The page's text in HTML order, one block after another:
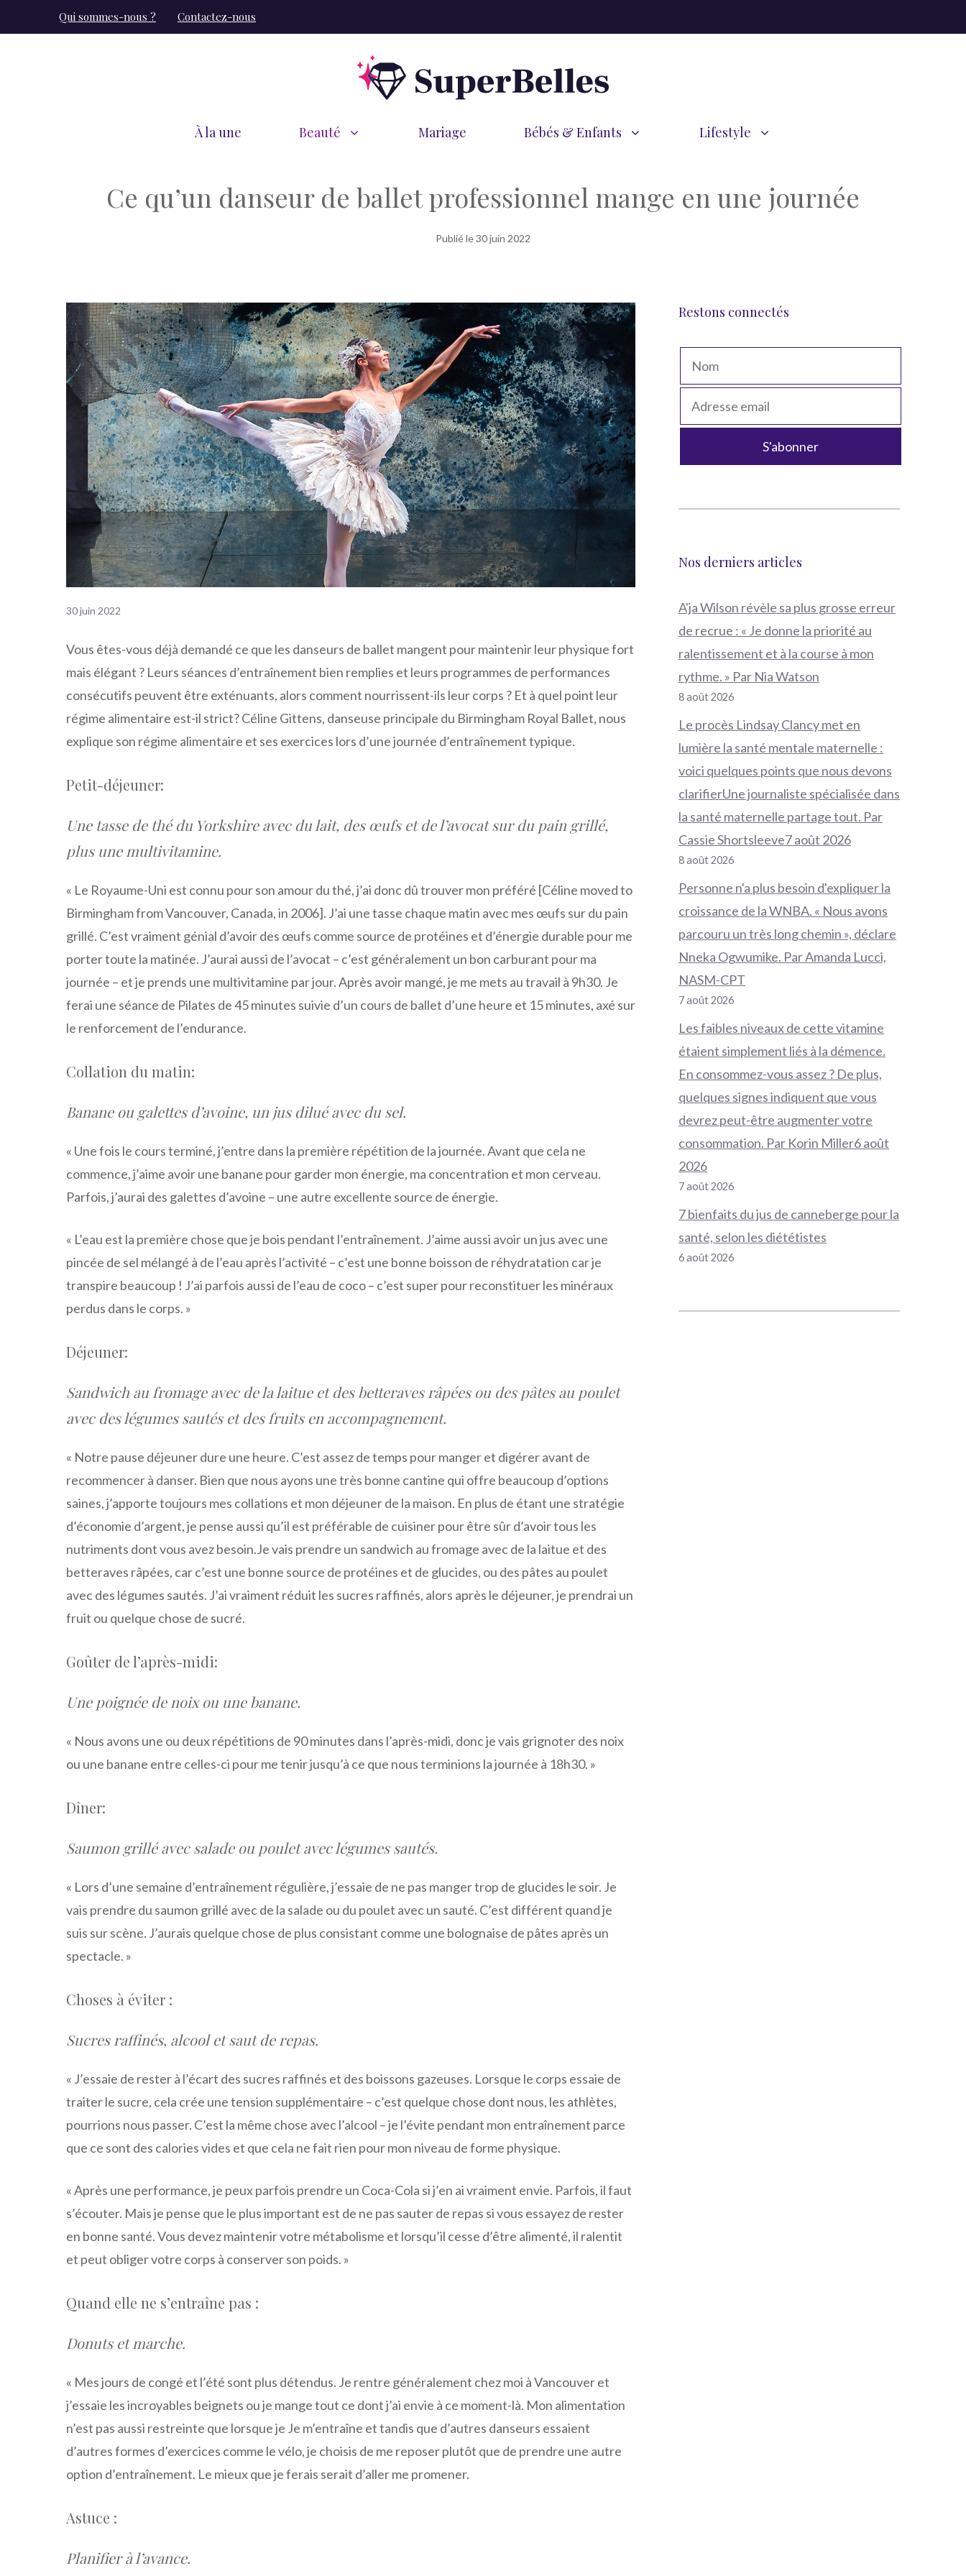
au
Qui sommes-nous ? Contactez-nous
À la une Beauté Mariage Bébés & Enfants Lifestyle
Ce qu’un danseur de ballet professionnel mange en une journée
Publié le30 juin 2022
30 juin 2022
Vous êtes-vous déjà demandé ce que les danseurs de ballet mangent pour maintenir leur physique fort
mais élégant ? Leurs séances d’entraînement bien remplies et leurs programmes de performances
consécutifs peuvent être exténuants, alors comment nourrissent-ils leur corps ? Et à quel point leur
régime alimentaire est-il strict? Céline Gittens, danseuse principale du Birmingham Royal Ballet, nous
explique son régime alimentaire et ses exercices lors d’une journée d’entraînement typique.
Petit-déjeuner:
Une tasse de thé du Yorkshire avec du lait, des œufs et de l’avocat sur du pain grillé,
plus une multivitamine.
« Le Royaume-Uni est connu pour son amour du thé, j’ai donc dû trouver mon préféré [Céline moved to
Birmingham from Vancouver, Canada, in 2006]. J’ai une tasse chaque matin avec mes œufs sur du pain
grillé. C’est vraiment génial d’avoir des œufs comme source de protéines et d’énergie durable pour me
porter toute la matinée. J’aurai aussi de l’avocat – c’est généralement un bon carburant pour ma
journée – et je prends une multivitamine par jour. Après avoir mangé, je me mets au travail à 9h30. Je
ferai une séance de Pilates de 45 minutes suivie d’un cours de ballet d’une heure et 15 minutes, axé sur
le renforcement de l’endurance.
Collation du matin:
Banane ou galettes d’avoine, un jus dilué avec du sel.
« Une fois le cours terminé, j’entre dans la première répétition de la journée. Avant que cela ne
commence, j’aime avoir une banane pour garder mon énergie, ma concentration et mon cerveau.
Parfois, j’aurai des galettes d’avoine – une autre excellente source de énergie.
« L’eau est la première chose que je bois pendant l’entraînement. J’aime aussi avoir un jus avec une
pincée de sel mélangé à de l’eau après l’activité – c’est une bonne boisson de réhydratation car je
transpire beaucoup ! J’ai parfois aussi de l’eau de coco – c’est super pour reconstituer les minéraux
perdus dans le corps. »
Déjeuner:
Sandwich au fromage avec de la laitue et des betteraves râpées ou des pâtes au poulet
avec des légumes sautés et des fruits en accompagnement.
« Notre pause déjeuner dure une heure. C’est assez de temps pour manger et digérer avant de
recommencer à danser. Bien que nous ayons une très bonne cantine qui offre beaucoup d’options
saines, j’apporte toujours mes collations et mon déjeuner de la maison. En plus de étant une stratégie
d’économie d’argent, je pense aussi qu’il est préférable de cuisiner pour être sûr d’avoir tous les
nutriments dont vous avez besoin.Je vais prendre un sandwich au fromage avec de la laitue et des
betteraves râpées, car c’est une bonne source de protéines et de glucides, ou des pâtes au poulet
avec des légumes sautés. J’ai vraiment réduit les sucres raffinés, alors après le déjeuner, je prendrai un
fruit ou quelque chose de sucré.
Goûter de l’après-midi:
Une poignée de noix ou une banane.
« Nous avons une ou deux répétitions de 90 minutes dans l’après-midi, donc je vais grignoter des noix
ou une banane entre celles-ci pour me tenir jusqu’à ce que nous terminions la journée à 18h30. »
Dîner:
Saumon grillé avec salade ou poulet avec légumes sautés.
« Lors d’une semaine d’entraînement régulière, j’essaie de ne pas manger trop de glucides le soir. Je
vais prendre du saumon grillé avec de la salade ou du poulet avec un sauté. C’est différent quand je
suis sur scène. J’aurais quelque chose de plus consistant comme une bolognaise de pâtes après un
spectacle. »
Choses à éviter :
Sucres raffinés, alcool et saut de repas.
« J’essaie de rester à l’écart des sucres raffinés et des boissons gazeuses. Lorsque le corps essaie de
traiter le sucre, cela crée une tension supplémentaire – c’est quelque chose dont nous, les athlètes,
pourrions nous passer. C’est la même chose avec l’alcool – je l’évite pendant mon entraînement parce
que ce sont des calories vides et que cela ne fait rien pour mon niveau de forme physique.
« Après une performance, je peux parfois prendre un Coca-Cola si j’en ai vraiment envie. Parfois, il faut
s’écouter. Mais je pense que le plus important est de ne pas sauter de repas si vous essayez de rester
en bonne santé. Vous devez maintenir votre métabolisme et lorsqu’il cesse d’être alimenté, il ralentit
et peut obliger votre corps à conserver son poids. »
Quand elle ne s’entraîne pas :
Donuts et marche.
« Mes jours de congé et l’été sont plus détendus. Je rentre généralement chez moi à Vancouver et
j’essaie les incroyables beignets ou je mange tout ce dont j’ai envie à ce moment-là. Mon alimentation
n’est pas aussi restreinte que lorsque je Je m’entraîne et tandis que d’autres danseurs essaient
d’autres formes d’exercices comme le vélo, je choisis de me reposer plutôt que de prendre une autre
option d’entraînement. Le mieux que je ferais serait d’aller me promener.
Astuce :
Planifier à l’avance.
Restons connectés
Nos derniers articles
A'ja Wilson révèle sa plus grosse erreur
de recrue : « Je donne la priorité au
ralentissement et à la course à mon
rythme. » Par Nia Watson
8 août 2026
Le procès Lindsay Clancy met en
lumière la santé mentale maternelle :
voici quelques points que nous devons
clarifierUne journaliste spécialisée dans
la santé maternelle partage tout. Par
Cassie Shortsleeve7 août 2026
8 août 2026
Personne n'a plus besoin d'expliquer la
croissance de la WNBA. « Nous avons
parcouru un très long chemin », déclare
Nneka Ogwumike. Par Amanda Lucci,
NASM-CPT
7 août 2026
Les faibles niveaux de cette vitamine
étaient simplement liés à la démence.
En consommez-vous assez ? De plus,
quelques signes indiquent que vous
devrez peut-être augmenter votre
consommation. Par Korin Miller6 août
2026
7 août 2026
7 bienfaits du jus de canneberge pour la
santé, selon les diététistes
6 août 2026